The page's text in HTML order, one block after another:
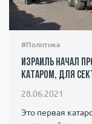
#Политика
Израиль начал
Катаром, для
28.06.2021
Это первая